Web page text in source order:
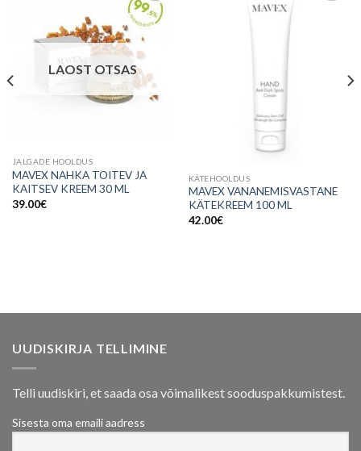
Lisa
soovinimekirja
LAOST OTSAS
JALGADE HOOLDUS
MAVEX NAHKA TOITEV JA
KAITSEV KREEM 30 ML
39.00€
KÄTEHOOLDUS
MAVEX VANANEMISVASTANE
KÄTEKREEM 100 ML
42.00€
UUDISKIRJA TELLIMINE
Telli uudiskiri, et saada osa võimalikest sooduspakkumistest.
Sisesta oma emaili aadress